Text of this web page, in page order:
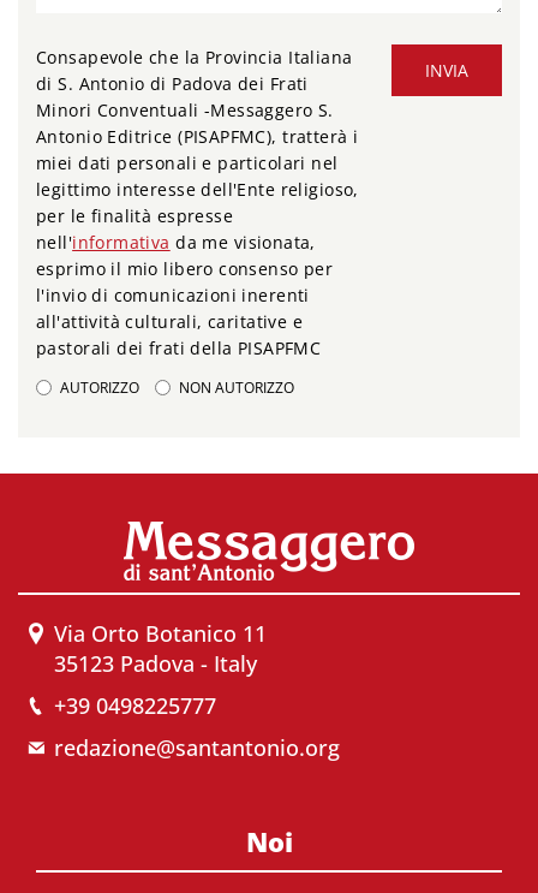
INVIA
Consapevole che la Provincia Italiana
di S. Antonio di Padova dei Frati
Minori Conventuali -Messaggero S.
Antonio Editrice (PISAPFMC), tratterà i
miei dati personali e particolari nel
legittimo interesse dell'Ente religioso,
per le finalità espresse
nell'informativa da me visionata,
esprimo il mio libero consenso per
l'invio di comunicazioni inerenti
all'attività culturali, caritative e
pastorali dei frati della PISAPFMC
AUTORIZZO NON AUTORIZZO
Via Orto Botanico 11
35123 Padova - Italy
+39 0498225777
redazione@santantonio.org
Noi